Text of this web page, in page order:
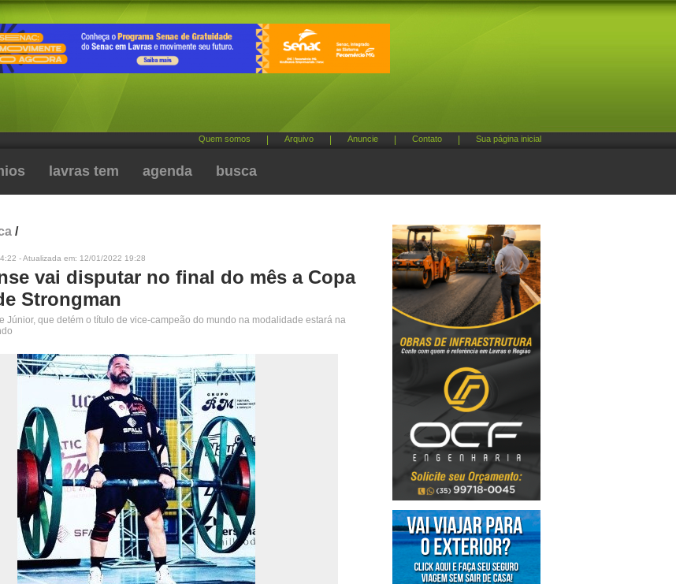
Quem somos Arquivo Anuncie Contato Sua página inicial
lavras tem agenda busca
/
- Atualizada em: 12/01/2022 19:28
vai disputar no final do mês a Copa
Strongman
Júnior, que detém o título de vice-campeão do mundo na modalidade estará na